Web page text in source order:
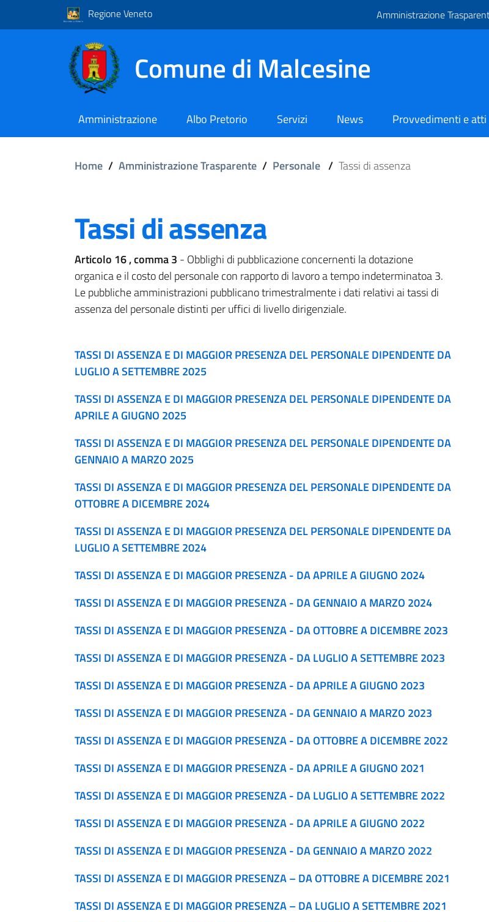
Regione Veneto Amministrazione
Comune di Malcesine
Amministrazione Albo Pretorio Servizi News Provvedimenti e atti
Home / Amministrazione Trasparente / Personale / Tassi di assenza
Tassi di assenza
Articolo 16 , comma 3 - Obblighi di pubblicazione concernenti la dotazione
organica e il costo del personale con rapporto di lavoro a tempo indeterminatoa 3.
Le pubbliche amministrazioni pubblicano trimestralmente i dati relativi ai tassi di
assenza del personale distinti per uffici di livello dirigenziale.
TASSI DI ASSENZA E DI MAGGIOR PRESENZA DEL PERSONALE DIPENDENTE DA
LUGLIO A SETTEMBRE 2025
TASSI DI ASSENZA E DI MAGGIOR PRESENZA DEL PERSONALE DIPENDENTE DA
APRILE A GIUGNO 2025
TASSI DI ASSENZA E DI MAGGIOR PRESENZA DEL PERSONALE DIPENDENTE DA
GENNAIO A MARZO 2025
TASSI DI ASSENZA E DI MAGGIOR PRESENZA DEL PERSONALE DIPENDENTE DA
OTTOBRE A DICEMBRE 2024
TASSI DI ASSENZA E DI MAGGIOR PRESENZA DEL PERSONALE DIPENDENTE DA
LUGLIO A SETTEMBRE 2024
TASSI DI ASSENZA E DI MAGGIOR PRESENZA - DA APRILE A GIUGNO 2024
TASSI DI ASSENZA E DI MAGGIOR PRESENZA - DA GENNAIO A MARZO 2024
TASSI DI ASSENZA E DI MAGGIOR PRESENZA - DA OTTOBRE A DICEMBRE 2023
TASSI DI ASSENZA E DI MAGGIOR PRESENZA - DA LUGLIO A SETTEMBRE 2023
TASSI DI ASSENZA E DI MAGGIOR PRESENZA - DA APRILE A GIUGNO 2023
TASSI DI ASSENZA E DI MAGGIOR PRESENZA - DA GENNAIO A MARZO 2023
TASSI DI ASSENZA E DI MAGGIOR PRESENZA - DA OTTOBRE A DICEMBRE 2022
TASSI DI ASSENZA E DI MAGGIOR PRESENZA - DA APRILE A GIUGNO 2021
TASSI DI ASSENZA E DI MAGGIOR PRESENZA - DA LUGLIO A SETTEMBRE 2022
TASSI DI ASSENZA E DI MAGGIOR PRESENZA - DA APRILE A GIUGNO 2022
TASSI DI ASSENZA E DI MAGGIOR PRESENZA - DA GENNAIO A MARZO 2022
TASSI DI ASSENZA E DI MAGGIOR PRESENZA – DA OTTOBRE A DICEMBRE 2021
TASSI DI ASSENZA E DI MAGGIOR PRESENZA – DA LUGLIO A SETTEMBRE 2021